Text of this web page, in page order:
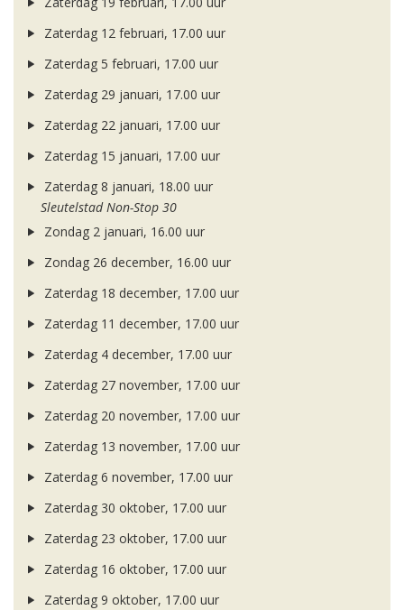
Zaterdag 12 februari, 17.00 uur
Zaterdag 5 februari, 17.00 uur
Zaterdag 29 januari, 17.00 uur
Zaterdag 22 januari, 17.00 uur
Zaterdag 15 januari, 17.00 uur
Zaterdag 8 januari, 18.00 uur
Sleutelstad Non-Stop 30
Zondag 2 januari, 16.00 uur
Zondag 26 december, 16.00 uur
Zaterdag 18 december, 17.00 uur
Zaterdag 11 december, 17.00 uur
Zaterdag 4 december, 17.00 uur
Zaterdag 27 november, 17.00 uur
Zaterdag 20 november, 17.00 uur
Zaterdag 13 november, 17.00 uur
Zaterdag 6 november, 17.00 uur
Zaterdag 30 oktober, 17.00 uur
Zaterdag 23 oktober, 17.00 uur
Zaterdag 16 oktober, 17.00 uur
Zaterdag 9 oktober, 17.00 uur